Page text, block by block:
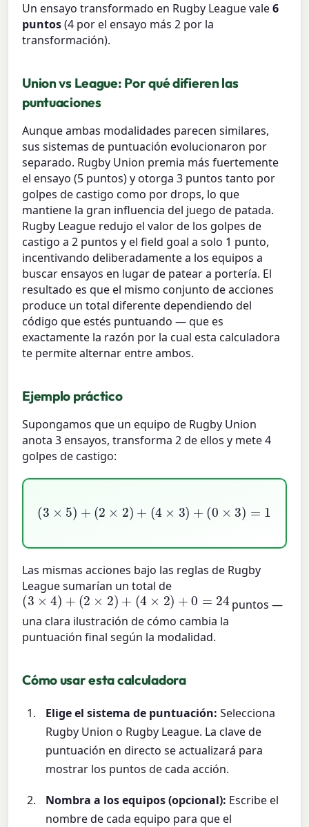
Un ensayo transformado en Rugby League vale6
puntos(4 por el ensayo más 2 por la
transformación).
Union vs League: Por qué difieren las
puntuaciones
Aunque ambas modalidades parecen similares,
sus sistemas de puntuación evolucionaron por
separado. Rugby Union premia más fuertemente
el ensayo (5 puntos) y otorga 3 puntos tanto por
golpes de castigo como por drops, lo que
mantiene la gran influencia del juego de patada.
Rugby League redujo el valor de los golpes de
castigo a 2 puntos y el field goal a solo 1 punto,
incentivando deliberadamente a los equipos a
buscar ensayos en lugar de patear a portería. El
resultado es que el mismo conjunto de acciones
produce un total diferente dependiendo del
código que estés puntuando — que es
exactamente la razón por la cual esta calculadora
te permite alternar entre ambos.
Ejemplo práctico
Supongamos que un equipo de Rugby Union
anota 3 ensayos, transforma 2 de ellos y mete 4
golpes de castigo:
(3 ×5)+ 2 ×2 + 4× 3 +
0× 3 =15 4+ 12+ = 31
Las mismas acciones bajo las reglas de Rugby
League sumarían un total de
(3×4)+(2×2)+(4×2) +0=24
puntos —
una clara ilustración de cómo cambia la
puntuación final según la modalidad.
Cómo usar esta calculadora
Elige el sistema de puntuación: Selecciona
Rugby Union o Rugby League. La clave de
puntuación en directo se actualizará para
mostrar los puntos de cada acción.
Nombra a los equipos (opcional): Escribe el
nombre de cada equipo para que el